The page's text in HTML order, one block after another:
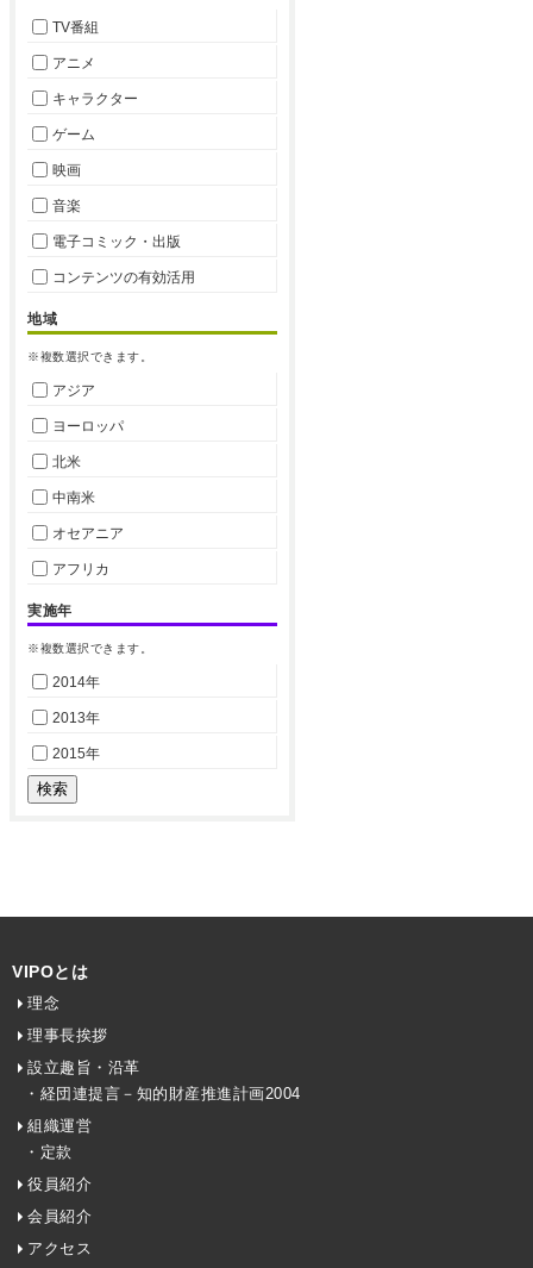
TV番組
アニメ
キャラクター
ゲーム
映画
音楽
電子コミック・出版
コンテンツの有効活用
地域
※複数選択できます。
アジア
ヨーロッパ
北米
中南米
オセアニア
アフリカ
実施年
※複数選択できます。
2014年
2013年
2015年
VIPOとは
理念
理事長挨拶
設立趣旨・沿革
・経団連提言－知的財産推進計画2004
組織運営
・定款
役員紹介
会員紹介
アクセス